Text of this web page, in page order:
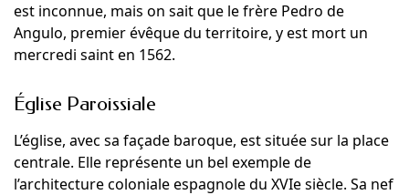
est inconnue, mais on sait que le frère Pedro de
Angulo, premier évêque du territoire, y est mort un
mercredi saint en 1562.
Église Paroissiale
L’église, avec sa façade baroque, est située sur la place
centrale. Elle représente un bel exemple de
l’architecture coloniale espagnole du XVIe siècle. Sa nef